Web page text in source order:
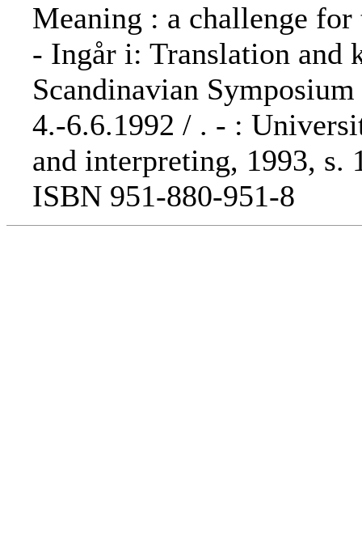
Meaning : a challenge
- Ingår i: Translation and
Scandinavian
4.-6.6.1992 / . - :
and interpreting, 1993, s.
ISBN 951-880-951-8